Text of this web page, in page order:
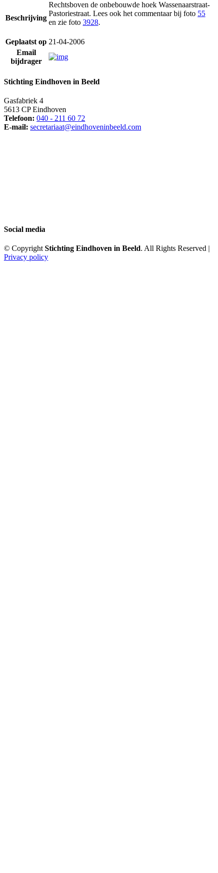
Beschrijving
Rechtsboven de onbebouwde hoek Wassenaarstraat-
Pastoriestraat. Lees ook het commentaar bij foto 55
en zie foto 3928.
Geplaatst op 21-04-2006
Email
bijdrager
Stichting Eindhoven in Beeld
Gasfabriek 4
5613 CP Eindhoven
Telefoon: 040 - 211 60 72
E-mail: secretariaat@eindhoveninbeeld.com
Social media
© Copyright Stichting Eindhoven in Beeld. All Rights Reserved |
Privacy policy